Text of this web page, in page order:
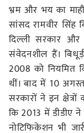
भ्रम और भय का
सांसद रामवीर सिंह
दिल्ली सरकार
संवेदनशील हैं।
2008 को
थीं। बाद में 10
सरकारों ने इन
कि 2013 में डीडीए
नोटिफिकेशन भी